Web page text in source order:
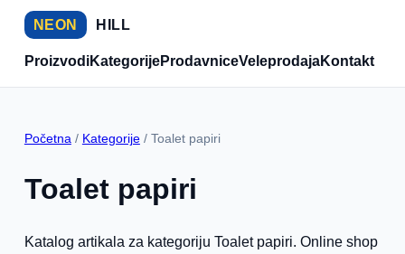
NEON HILL
ProizvodiKategorijeProdavniceVeleprodajaKontakt
Početna / Kategorije/ Toalet papiri
Toalet papiri
Katalog artikala za kategoriju Toalet papiri. Online shop